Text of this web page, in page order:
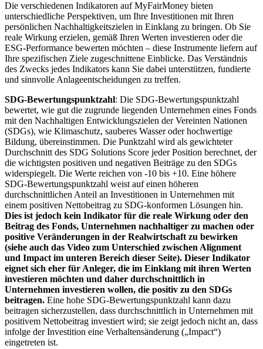
Die verschiedenen Indikatoren auf MyFairMoney bieten
unterschiedliche Perspektiven, um Ihre Investitionen mit Ihren
persönlichen Nachhaltigkeitszielen in Einklang zu bringen. Ob Sie
reale Wirkung erzielen, gemäß Ihren Werten investieren oder die
ESG-Performance bewerten möchten – diese Instrumente liefern auf
Ihre spezifischen Ziele zugeschnittene Einblicke. Das Verständnis
des Zwecks jedes Indikators kann Sie dabei unterstützen, fundierte
und sinnvolle Anlageentscheidungen zu treffen.
SDG-Bewertungspunktzahl: Die SDG-Bewertungspunktzahl
bewertet, wie gut die zugrunde liegenden Unternehmen eines Fonds
mit den Nachhaltigen Entwicklungszielen der Vereinten Nationen
(SDGs), wie Klimaschutz, sauberes Wasser oder hochwertige
Bildung, übereinstimmen. Die Punktzahl wird als gewichteter
Durchschnitt des SDG Solutions Score jeder Position berechnet, der
die wichtigsten positiven und negativen Beiträge zu den SDGs
widerspiegelt. Die Werte reichen von -10 bis +10. Eine höhere
SDG-Bewertungspunktzahl weist auf einen höheren
durchschnittlichen Anteil an Investitionen in Unternehmen mit
einem positiven Nettobeitrag zu SDG-konformen Lösungen hin.
Dies ist jedoch kein Indikator für die reale Wirkung oder den
Beitrag des Fonds, Unternehmen nachhaltiger zu machen oder
positive Veränderungen in der Realwirtschaft zu bewirken
(siehe auch das Video zum Unterschied zwischen Alignment
und Impact im unteren Bereich dieser Seite). Dieser Indikator
eignet sich eher für Anleger, die im Einklang mit ihren Werten
investieren möchten und daher durchschnittlich in
Unternehmen investieren wollen, die positiv zu den SDGs
beitragen. Eine hohe SDG-Bewertungspunktzahl kann dazu
beitragen sicherzustellen, dass durchschnittlich in Unternehmen mit
positivem Nettobeitrag investiert wird; sie zeigt jedoch nicht an, dass
infolge der Investition eine Verhaltensänderung („Impact“)
eingetreten ist.